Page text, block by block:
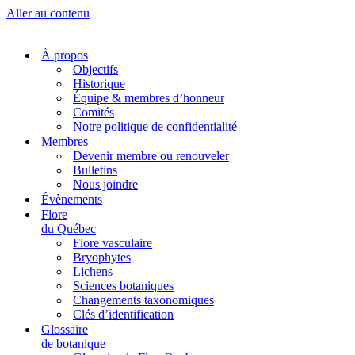
Aller au contenu
À propos
Objectifs
Historique
Équipe & membres d’honneur
Comités
Notre politique de confidentialité
Membres
Devenir membre ou renouveler
Bulletins
Nous joindre
Évènements
Flore
du Québec
Flore vasculaire
Bryophytes
Lichens
Sciences botaniques
Changements taxonomiques
Clés d’identification
Glossaire
de botanique